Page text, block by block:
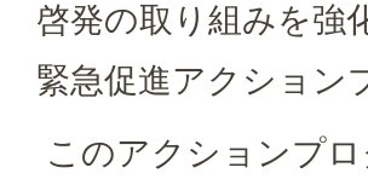
啓発の取り組みを強
緊急促進アクション
このアクションプ